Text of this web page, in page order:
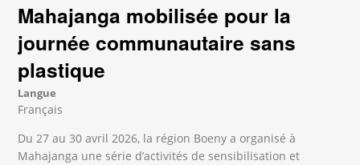
Mahajanga mobilisée pour la
journée communautaire sans
plastique
Langue
Français
Du 27 au 30 avril 2026, la région Boeny a organisé à
Mahajanga une série d’activités de sensibilisation et